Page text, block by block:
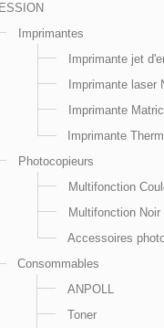
Imprimantes
Imprimante jet
Imprimante laser
Imprimante
Imprimante
Photocopieurs
Multifonction
Multifonction Noir
Accessoires
Consommables
ANPOLL
Toner